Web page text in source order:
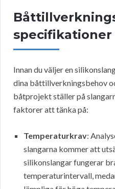
specifikationer
Innan du väljer en
dina båttillverkningsbehov
båtprojekt ställer på
faktorer att tänka på:
Temperaturkrav:
slangarna kommer att
silikonslangar fungerar
temperaturintervall,